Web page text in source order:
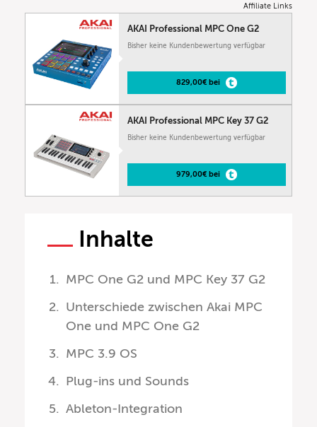
Affiliate Links
AKAI Professional MPC One G2
Bisher keine Kundenbewertung verfügbar
829,00€ bei
AKAI Professional MPC Key 37 G2
Bisher keine Kundenbewertung verfügbar
979,00€ bei
Inhalte
MPC One G2 und MPC Key 37 G2
Unterschiede zwischen Akai MPC
One und MPC One G2
MPC 3.9 OS
Plug-ins und Sounds
Ableton-Integration